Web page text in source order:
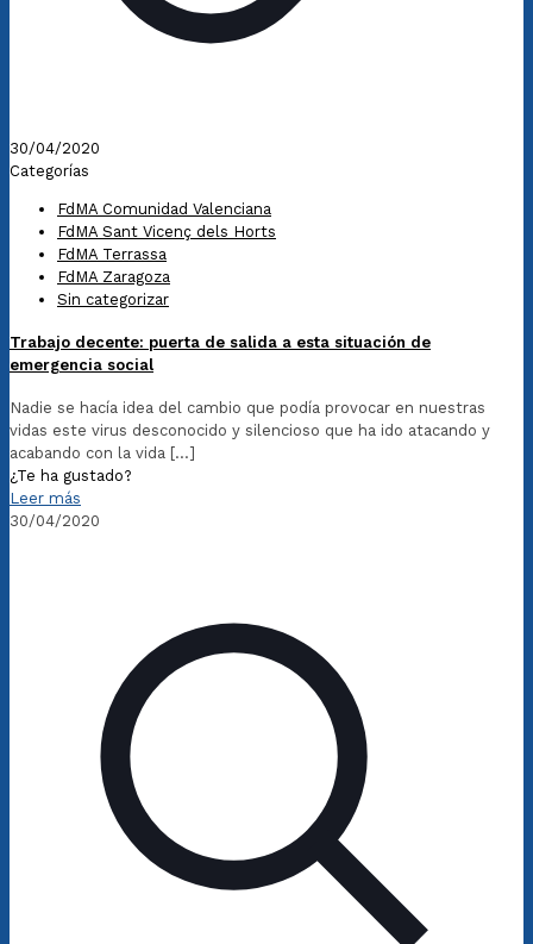
30/04/2020
Categorías
FdMA Comunidad Valenciana
FdMA Sant Vicenç dels Horts
FdMA Terrassa
FdMA Zaragoza
Sin categorizar
Trabajo decente: puerta de salida a esta situación de
emergencia social
Nadie se hacía idea del cambio que podía provocar en nuestras
vidas este virus desconocido y silencioso que ha ido atacando y
acabando con la vida […]
¿Te ha gustado?
Leer más
30/04/2020